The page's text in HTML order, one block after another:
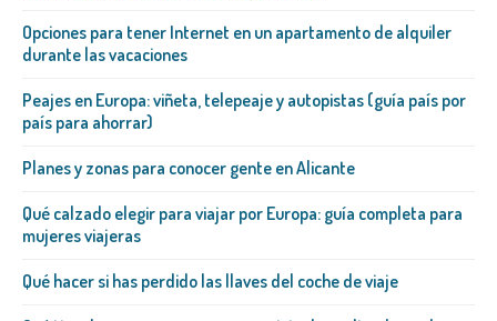
Opciones para tener Internet en un apartamento de alquiler
durante las vacaciones
Peajes en Europa: viñeta, telepeaje y autopistas (guía país por
país para ahorrar)
Planes y zonas para conocer gente en Alicante
Qué calzado elegir para viajar por Europa: guía completa para
mujeres viajeras
Qué hacer si has perdido las llaves del coche de viaje